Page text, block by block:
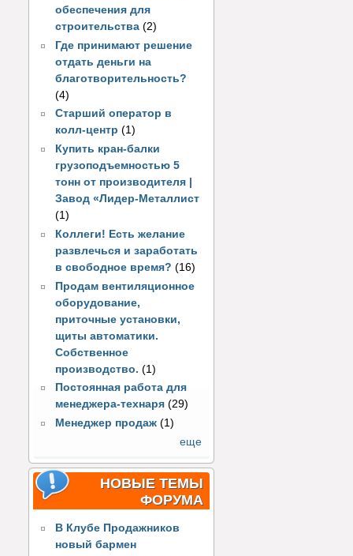
обеспечения для
строительства (2)
Где принимают решение
отдать деньги на
благотворительность?
(4)
Старший оператор в
колл-центр (1)
Купить кран-балки
грузоподъемностью 5
тонн от производителя |
Завод «Лидер-Металлист
(1)
Коллеги! Есть желание
развлечься и заработать
в свободное время? (16)
Продам вентиляционное
оборудование,
приточные установки,
щиты автоматики.
Собственное
производство. (1)
Постоянная работа для
менеджера-технаря (29)
Менеджер продаж (1)
еще
НОВЫЕ ТЕМЫ
ФОРУМА
В Клубе Продажников
новый бармен